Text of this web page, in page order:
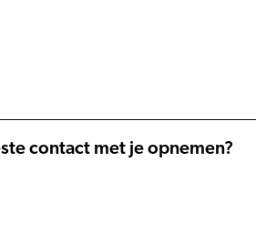
contact met je opnemen?